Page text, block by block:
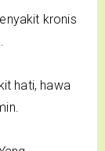
kronis
hati, hawa